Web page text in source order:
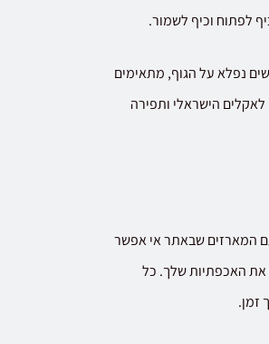
לפתוח וכיף לשמור.
נפלא על הגוף, מתאימים
לאקלים הישראלי ותפירה
המארזים שבאתר אי אפשר
את האכפתיות שלך. כל
זמן.